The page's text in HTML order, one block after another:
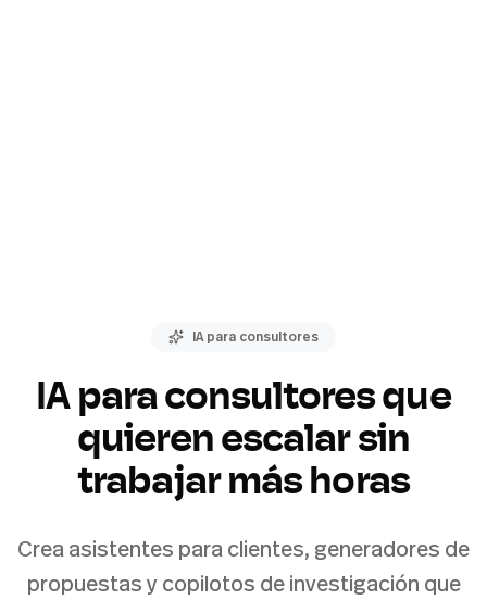
IA para consultores
IA para consultores que
quieren escalar sin
trabajar más horas
Crea asistentes para clientes, generadores de
propuestas y copilotos de investigación que